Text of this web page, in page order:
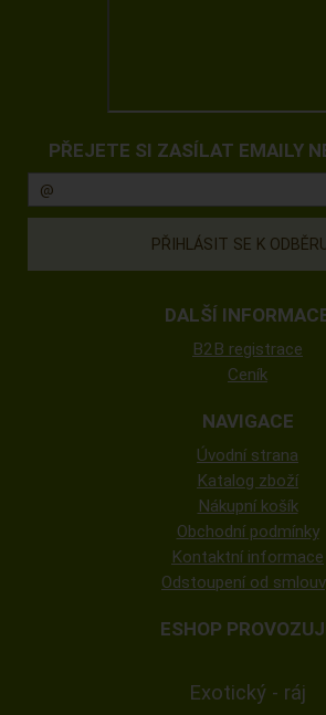
PŘEJETE SI ZASÍLAT EMAILY
DALŠÍ
B2B registrace
Ceník
NAVIGACE
Úvodní strana
Katalog zboží
Nákupní košík
Obchodní podmínky
Kontaktní informace
Odstoupení od
ESHOP
Exotický - ráj